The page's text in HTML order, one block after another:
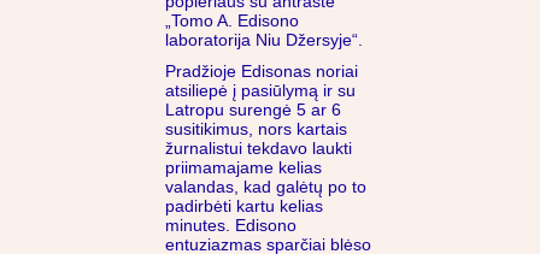
„Tomo A. Edisono
laboratorija Niu Džersyje“.
Pradžioje Edisonas noriai
atsiliepė į pasiūlymą ir su
Latropu surengė 5 ar 6
susitikimus, nors kartais
žurnalistui tekdavo laukti
priimamajame kelias
valandas, kad galėtų po to
padirbėti kartu kelias
minutes. Edisono
entuziazmas sparčiai blėso